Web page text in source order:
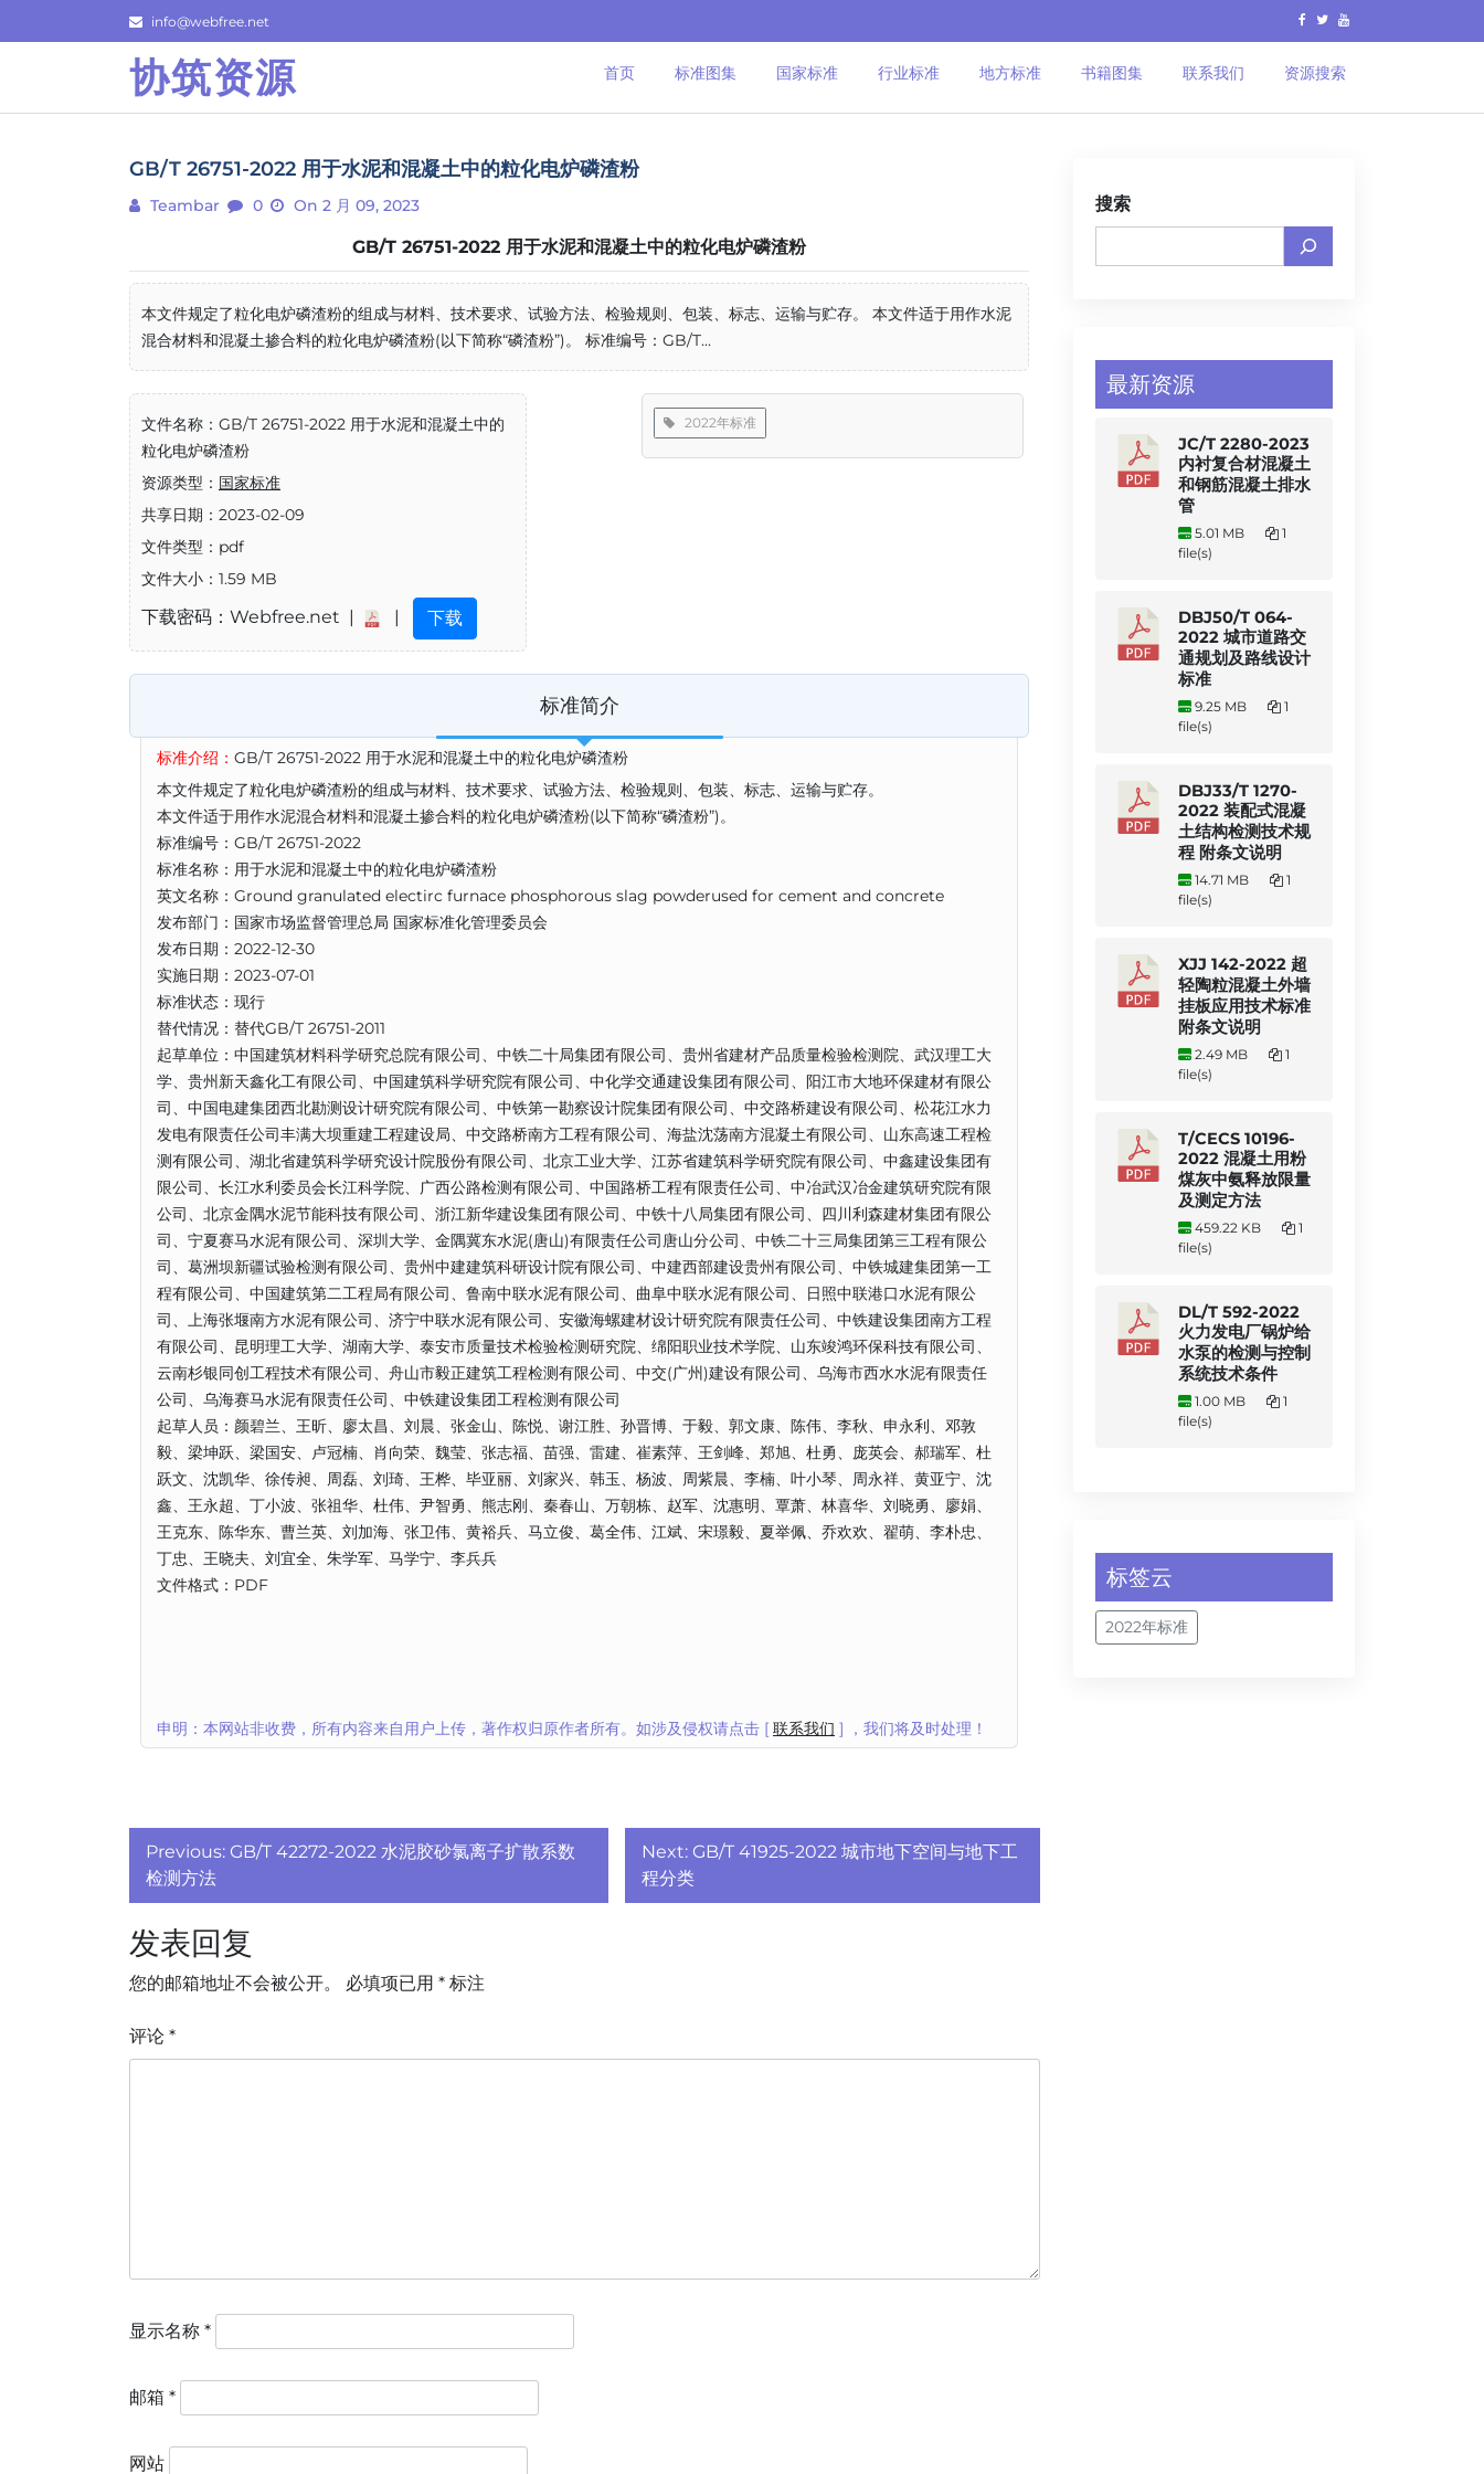
to
info@webfree.net
协筑资源 首页 标准图集 国家标准 行业标准 地方标准 书籍图集 联系我们 资源搜索
GB/T 26751-2022 用于水泥和混凝土中的粒化电炉磷渣粉
Teambar 0 On 2 月 09, 2023
GB/T 26751-2022 用于水泥和混凝土中的粒化电炉磷渣粉
本文件规定了粒化电炉磷渣粉的组成与材料、技术要求、试验方法、检验规则、包装、标志、运输与贮存。 本文件适于用作水泥
混合材料和混凝土掺合料的粒化电炉磷渣粉(以下简称“磷渣粉”)。 标准编号：GB/T...
文件名称：GB/T 26751-2022 用于水泥和混凝土中的
粒化电炉磷渣粉
资源类型： 国家标准
共享日期：2023-02-09
文件类型：pdf
文件大小：1.59 MB
下载密码：Webfree.net | | 下载
2022年标准
标准简介
标准介绍： GB/T 26751-2022 用于水泥和混凝土中的粒化电炉磷渣粉
本文件规定了粒化电炉磷渣粉的组成与材料、技术要求、试验方法、检验规则、包装、标志、运输与贮存。
本文件适于用作水泥混合材料和混凝土掺合料的粒化电炉磷渣粉(以下简称“磷渣粉”)。
标准编号：GB/T 26751-2022
标准名称：用于水泥和混凝土中的粒化电炉磷渣粉
英文名称：Ground granulated electirc furnace phosphorous slag powderused for cement and concrete
发布部门：国家市场监督管理总局 国家标准化管理委员会
发布日期：2022-12-30
实施日期：2023-07-01
标准状态：现行
替代情况：替代GB/T 26751-2011
起草单位：中国建筑材料科学研究总院有限公司、中铁二十局集团有限公司、贵州省建材产品质量检验检测院、武汉理工大
学、贵州新天鑫化工有限公司、中国建筑科学研究院有限公司、中化学交通建设集团有限公司、阳江市大地环保建材有限公
司、中国电建集团西北勘测设计研究院有限公司、中铁第一勘察设计院集团有限公司、中交路桥建设有限公司、松花江水力
发电有限责任公司丰满大坝重建工程建设局、中交路桥南方工程有限公司、海盐沈荡南方混凝土有限公司、山东高速工程检
测有限公司、湖北省建筑科学研究设计院股份有限公司、北京工业大学、江苏省建筑科学研究院有限公司、中鑫建设集团有
限公司、长江水利委员会长江科学院、广西公路检测有限公司、中国路桥工程有限责任公司、中冶武汉冶金建筑研究院有限
公司、北京金隅水泥节能科技有限公司、浙江新华建设集团有限公司、中铁十八局集团有限公司、四川利森建材集团有限公
司、宁夏赛马水泥有限公司、深圳大学、金隅冀东水泥(唐山)有限责任公司唐山分公司、中铁二十三局集团第三工程有限公
司、葛洲坝新疆试验检测有限公司、贵州中建建筑科研设计院有限公司、中建西部建设贵州有限公司、中铁城建集团第一工
程有限公司、中国建筑第二工程局有限公司、鲁南中联水泥有限公司、曲阜中联水泥有限公司、日照中联港口水泥有限公
司、上海张堰南方水泥有限公司、济宁中联水泥有限公司、安徽海螺建材设计研究院有限责任公司、中铁建设集团南方工程
有限公司、昆明理工大学、湖南大学、泰安市质量技术检验检测研究院、绵阳职业技术学院、山东竣鸿环保科技有限公司、
云南杉银同创工程技术有限公司、舟山市毅正建筑工程检测有限公司、中交(广州)建设有限公司、乌海市西水水泥有限责任
公司、乌海赛马水泥有限责任公司、中铁建设集团工程检测有限公司
起草人员：颜碧兰、王昕、廖太昌、刘晨、张金山、陈悦、谢江胜、孙晋博、于毅、郭文康、陈伟、李秋、申永利、邓敦
毅、梁坤跃、梁国安、卢冠楠、肖向荣、魏莹、张志福、苗强、雷建、崔素萍、王剑峰、郑旭、杜勇、庞英会、郝瑞军、杜
跃文、沈凯华、徐传昶、周磊、刘琦、王桦、毕亚丽、刘家兴、韩玉、杨波、周紫晨、李楠、叶小琴、周永祥、黄亚宁、沈
鑫、王永超、丁小波、张祖华、杜伟、尹智勇、熊志刚、秦春山、万朝栋、赵军、沈惠明、覃萧、林喜华、刘晓勇、廖娟、
王克东、陈华东、曹兰英、刘加海、张卫伟、黄裕兵、马立俊、葛全伟、江斌、宋璟毅、夏举佩、乔欢欢、翟萌、李朴忠、
丁忠、王晓夫、刘宜全、朱学军、马学宁、李兵兵
文件格式：PDF
申明：本网站非收费，所有内容来自用户上传，著作权归原作者所有。如涉及侵权请点击 [ 联系我们 ] ，我们将及时处理！
文
章
导
航
Previous: GB/T 42272-2022 水泥胶砂氯离子扩散系数
检测方法
Next: GB/T 41925-2022 城市地下空间与地下工
程分类
发表回复
您的邮箱地址不会被公开。 必填项已用 * 标注
评论 *
显示名称 *
邮箱 *
网站
搜索
最新资源
JC/T 2280-2023
内衬复合材混凝土
和钢筋混凝土排水
管
5.01 MB
1
file(s)
DBJ50/T 064-
2022 城市道路交
通规划及路线设计
标准
9.25 MB
1
file(s)
DBJ33/T 1270-
2022 装配式混凝
土结构检测技术规
程 附条文说明
14.71 MB
1
file(s)
XJJ 142-2022 超
轻陶粒混凝土外墙
挂板应用技术标准
附条文说明
2.49 MB
1
file(s)
T/CECS 10196-
2022 混凝土用粉
煤灰中氨释放限量
及测定方法
459.22 KB
1
file(s)
DL/T 592-2022
火力发电厂锅炉给
水泵的检测与控制
系统技术条件
1.00 MB
1
file(s)
标签云
2022年标准